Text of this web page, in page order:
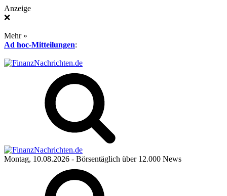
Anzeige
❌
Mehr »
Ad hoc-Mitteilungen:
Montag, 10.08.2026 - Börsentäglich über 12.000 News